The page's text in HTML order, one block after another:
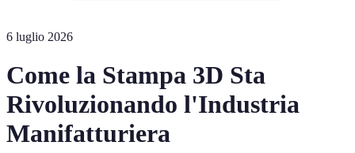
6 luglio 2026
Come la Stampa 3D Sta
Rivoluzionando l'Industria
Manifatturiera